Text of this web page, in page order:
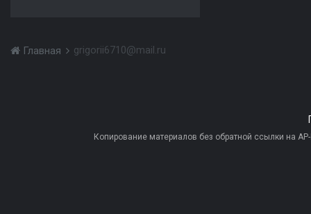
Главная grigorii6710@mail.ru
Копирование материалов без обратной ссылки на